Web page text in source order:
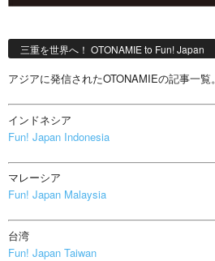
三重を世界へ！ OTONAMIE to Fun! Japan
アジアに発信されたOTONAMIEの記事一覧。
インドネシア
Fun! Japan Indonesia
マレーシア
Fun! Japan Malaysia
台湾
Fun! Japan Taiwan